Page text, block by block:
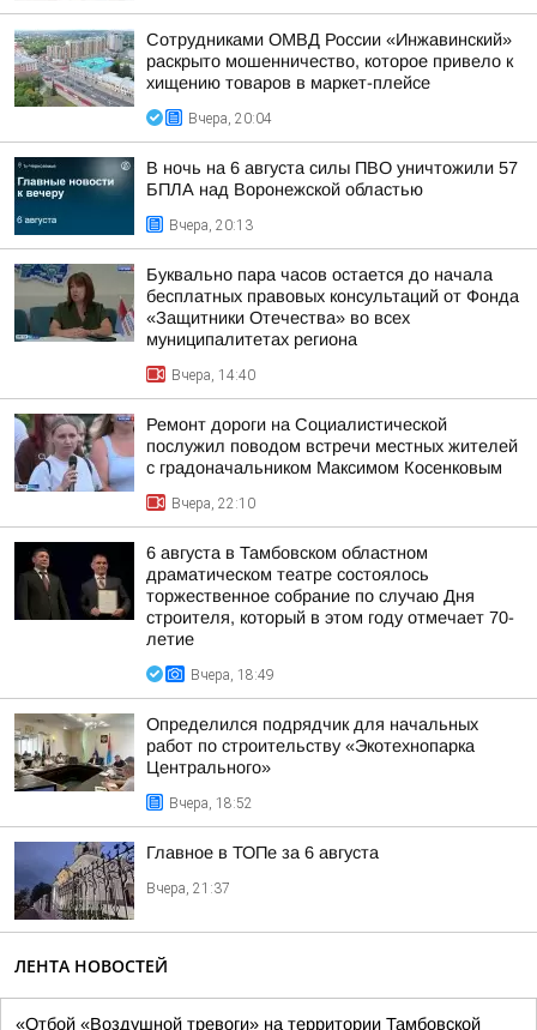
Сотрудниками ОМВД России «Инжавинский»
раскрыто мошенничество, которое привело к
хищению товаров в маркет-плейсе
Вчера, 20:04
В ночь на 6 августа силы ПВО уничтожили 57
БПЛА над Воронежской областью
Вчера, 20:13
Буквально пара часов остается до начала
бесплатных правовых консультаций от Фонда
«Защитники Отечества» во всех
муниципалитетах региона
Вчера, 14:40
Ремонт дороги на Социалистической
послужил поводом встречи местных жителей
с градоначальником Максимом Косенковым
Вчера, 22:10
6 августа в Тамбовском областном
драматическом театре состоялось
торжественное собрание по случаю Дня
строителя, который в этом году отмечает 70-
летие
Вчера, 18:49
Определился подрядчик для начальных
работ по строительству «Экотехнопарка
Центрального»
Вчера, 18:52
Главное в ТОПе за 6 августа
Вчера, 21:37
ЛЕНТА НОВОСТЕЙ
«Отбой «Воздушной тревоги» на территории Тамбовской